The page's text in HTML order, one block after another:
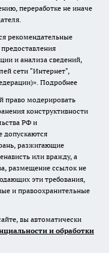
переработке не иначе
рекомендательные
и анализа сведений,
сети "Интернет",
Подробнее
право модерировать
конструктивности
РФ и
допускаются
разжигающие
или вражду, а
размещение ссылок не
эти требования,
и правоохранительные
вы автоматически
и обработки